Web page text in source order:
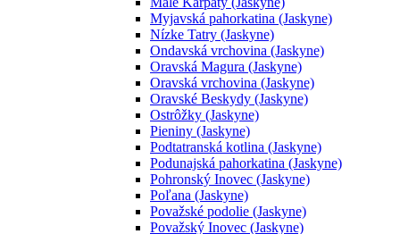
Myjavská pahorkatina (Jaskyne)
Nízke Tatry (Jaskyne)
Ondavská vrchovina (Jaskyne)
Oravská Magura (Jaskyne)
Oravská vrchovina (Jaskyne)
Oravské Beskydy (Jaskyne)
Ostrôžky (Jaskyne)
Pieniny (Jaskyne)
Podtatranská kotlina (Jaskyne)
Podunajská pahorkatina (Jaskyne)
Pohronský Inovec (Jaskyne)
Poľana (Jaskyne)
Považské podolie (Jaskyne)
Považský Inovec (Jaskyne)